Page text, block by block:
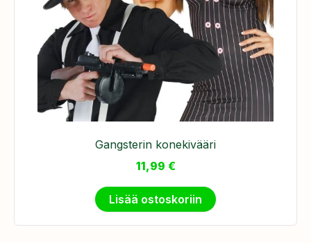
Gangsterin konekivääri
11,99 €
Lisää ostoskoriin